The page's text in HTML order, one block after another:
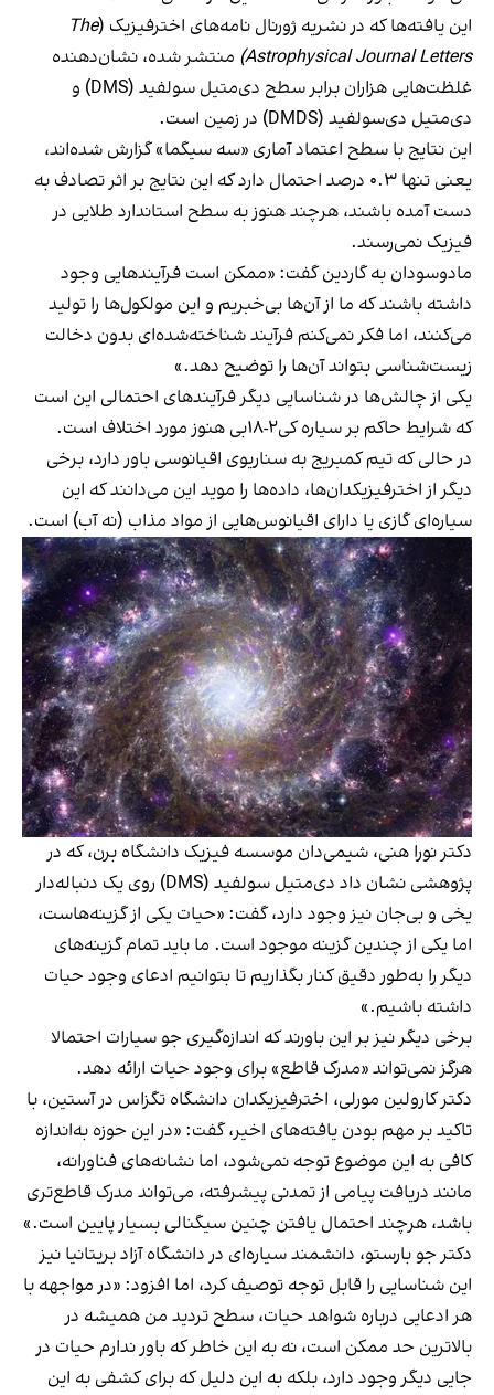
این یافته‌ها که در نشریه ژورنال نامه‌های اخترفیزیک (The
Astrophysical Journal Letters) منتشر شده، نشان‌دهنده
غلظت‌هایی هزاران برابر سطح دی‌متیل سولفید (DMS) و
دی‌متیل دی‌سولفید (DMDS) در زمین است.
این نتایج با سطح اعتماد آماری «سه سیگما» گزارش شده‌اند،
یعنی تنها ۰.۳ درصد احتمال دارد که این نتایج بر اثر تصادف به
دست آمده باشند، هرچند هنوز به سطح استاندارد طلایی در
فیزیک نمی‌رسند.
مادوسودان به گاردین گفت: «ممکن است فرآیندهایی وجود
داشته باشند که ما از آن‌ها بی‌خبریم و این مولکول‌ها را تولید
می‌کنند، اما فکر نمی‌کنم فرآیند شناخته‌شده‌ای بدون دخالت
زیست‌شناسی بتواند آن‌ها را توضیح دهد.»
یکی از چالش‌ها در شناسایی دیگر فرآیندهای احتمالی این است
که شرایط حاکم بر سیاره کی‌۲-۱۸بی هنوز مورد اختلاف است.
در حالی که تیم کمبریج به سناریوی اقیانوسی باور دارد، برخی
دیگر از اخترفیزیکدان‌ها، داده‌ها را موید این می‌دانند که این
سیاره‌ای گازی یا دارای اقیانوس‌هایی از مواد مذاب (نه آب) است.
دکتر نورا هنی، شیمی‌دان موسسه فیزیک دانشگاه برن، که در
پژوهشی نشان داد دی‌متیل سولفید (DMS) روی یک دنباله‌دار
یخی و بی‌جان نیز وجود دارد، گفت: «حیات یکی از گزینه‌هاست،
اما یکی از چندین گزینه موجود است. ما باید تمام گزینه‌های
دیگر را به‌طور دقیق کنار بگذاریم تا بتوانیم ادعای وجود حیات
داشته باشیم.»
برخی دیگر نیز بر این باورند که اندازه‌گیری جو سیارات احتمالا
هرگز نمی‌تواند «مدرک قاطع» برای وجود حیات ارائه دهد.
دکتر کارولین مورلی، اخترفیزیکدان دانشگاه تگزاس در آستین، با
تاکید بر مهم بودن یافته‌های اخیر، گفت: «در این حوزه به‌اندازه
کافی به این موضوع توجه نمی‌شود، اما نشانه‌های فناورانه،
مانند دریافت پیامی از تمدنی پیشرفته، می‌تواند مدرک قاطع‌تری
باشد، هرچند احتمال یافتن چنین سیگنالی بسیار پایین است.»
دکتر جو بارستو، دانشمند سیاره‌ای در دانشگاه آزاد بریتانیا نیز
این شناسایی را قابل توجه توصیف کرد، اما افزود: «در مواجهه با
هر ادعایی درباره شواهد حیات، سطح تردید من همیشه در
بالاترین حد ممکن است، نه به این خاطر که باور ندارم حیات در
جایی دیگر وجود دارد، بلکه به این دلیل که برای کشفی به این